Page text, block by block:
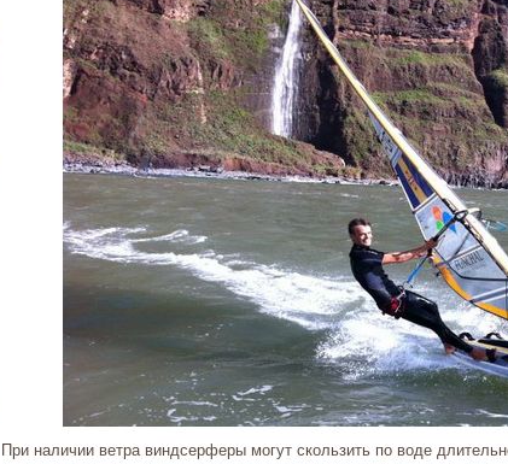
При наличии ветра виндсерферы могут скользить по воде